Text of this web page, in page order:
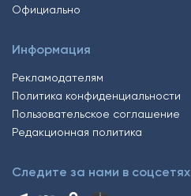
Официально
Информация
Рекламодателям
Политика конфиденциальности
Пользовательское соглашение
Редакционная политика
Следите за нами в соцсетях